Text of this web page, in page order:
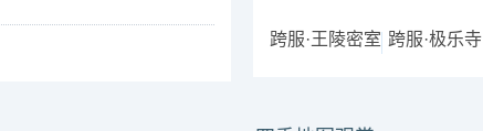
跨服·王陵密室 跨服·极乐寺